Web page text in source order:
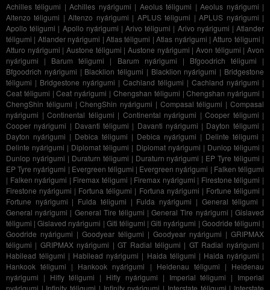
Achilles téligumi |Achilles nyárigumi | Aeolus téligumi |Aeolus nyárigumi |
Altenzo téligumi |Altenzo nyárigumi | APLUS téligumi |APLUS nyárigumi |
Apollo téligumi | Apollo nyárigumi |Arivo téligumi | Arivo nyárigumi |Atlander
téligumi | Atlander nyárigumi | Atlas téligumi |Atlas nyárigumi |Atturo téligumi |
Atturo nyárigumi |Austone téligumi |Austone nyárigumi |Avon téligumi |Avon
nyárigumi | Barum téligumi | Barum nyárigumi | Bfgoodrich téligumi |
Bfgoodrich nyárigumi | Blacklion téligumi | Blacklion nyárigumi | Bridgestone
téligumi | Bridgestone nyárigumi | Cachland téligumi | Cachland nyárigumi |
Ceat téligumi |Ceat nyárigumi | Chengshan téligumi |Chengshan nyárigumi |
ChengShin téligumi |ChengShin nyárigumi | Compasal téligumi |Compasal
nyárigumi | Continental téligumi | Continental nyárigumi | Cooper téligumi |
Cooper nyárigumi | Davanti téligumi | Davanti nyárigumi | Dayton téligumi |
Dayton nyárigumi | Debica téligumi | Debica nyárigumi | Delinte téligumi |
Delinte nyárigumi | Diplomat téligumi | Diplomat nyárigumi | Dunlop téligumi |
Dunlop nyárigumi | Duraturn téligumi | Duraturn nyárigumi | EP Tyre téligumi |
EP Tyre nyárigumi | Evergreen téligumi | Evergreen nyárigumi | Falken téligumi
| Falken nyárigumi | Firemax téligumi | Firemax nyárigumi | Firestone téligumi |
Firestone nyárigumi | Fortuna téligumi | Fortuna nyárigumi | Fortune téligumi |
Fortune nyárigumi | Fulda téligumi | Fulda nyárigumi | General téligumi |
General nyárigumi | General Tire téligumi |General Tire nyárigumi |Gislaved
téligumi |Gislaved nyárigumi | Giti téligumi |Giti nyárigumi | Goodride téligumi |
Goodride nyárigumi | Goodyear téligumi | Goodyear nyárigumi | GRIPMAX
téligumi | GRIPMAX nyárigumi |GT Radial téligumi | GT Radial nyárigumi |
Habilead téligumi | Habilead nyárigumi | Haida téligumi | Haida nyárigumi |
Hankook téligumi | Hankook nyárigumi | Heidenau téligumi | Heidenau
nyárigumi | Hifly téligumi | Hifly nyárigumi | Imperial téligumi | Imperial
nyárigumi | Infinity téligumi | Infinity nyárigumi | Interstate téligumi | Interstate